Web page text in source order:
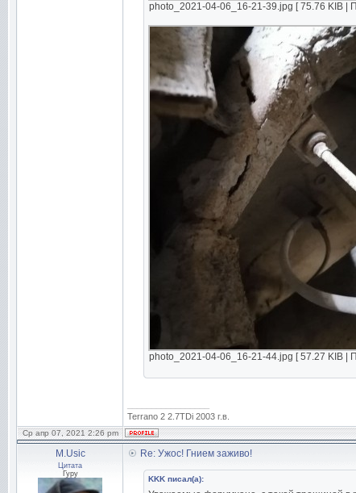
photo_2021-04-06_16-21-39.jpg [ 75.76 KIB |
photo_2021-04-06_16-21-44.jpg [ 57.27 KIB |
Terrano 2 2.7TDi 2003 г.в.
Ср апр 07, 2021 2:26 pm
M.Usic
Цитата
Гуру
Re: Ужос! Гнием заживо!
KKK писал(а):